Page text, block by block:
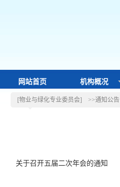
网站首页 机构概况
[物业与绿化专业委员会] >>通知公告
关于召开五届二次年会的通知